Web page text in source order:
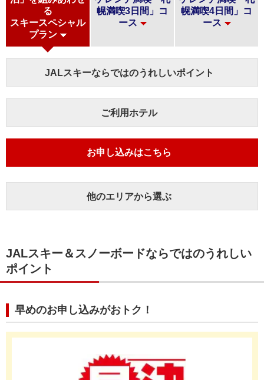
る
スキースペシャル
プラン
幌満喫3日間」コ
ース
幌満喫4日間」コ
ース
JALスキーならではのうれしいポイント
ご利用ホテル
お申し込みはこちら
他のエリアから選ぶ
JALスキー＆スノーボードならではのうれしい
ポイント
早めのお申し込みがおトク！